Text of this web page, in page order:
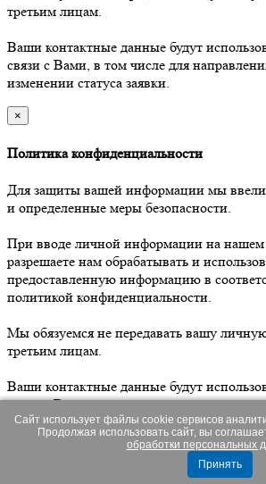
Сайт использует файлы cookie сервисов
Продолжая использовать сайт, вы
обработки персональных
Принять
третьим лицам.
Ваши контактные данные будут
связи с Вами, в том числе для
изменении статуса заявки.
×
Политика конфиденциальности
Для защиты вашей информации мы
и определенные меры безопасности.
При вводе личной информации на нашем
разрешаете нам обрабатывать и
предоставленную информацию в
политикой конфиденциальности.
Мы обязуемся не передавать вашу
третьим лицам.
Ваши контактные данные будут
связи с Вами, в том числе для
изменении статуса заявки.